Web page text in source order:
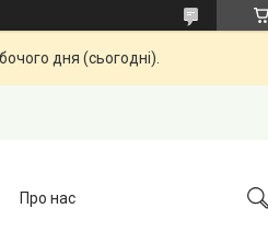
дня (сьогодні).
Про нас